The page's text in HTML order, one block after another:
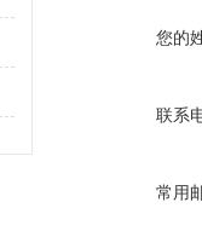
您的
联系
常用